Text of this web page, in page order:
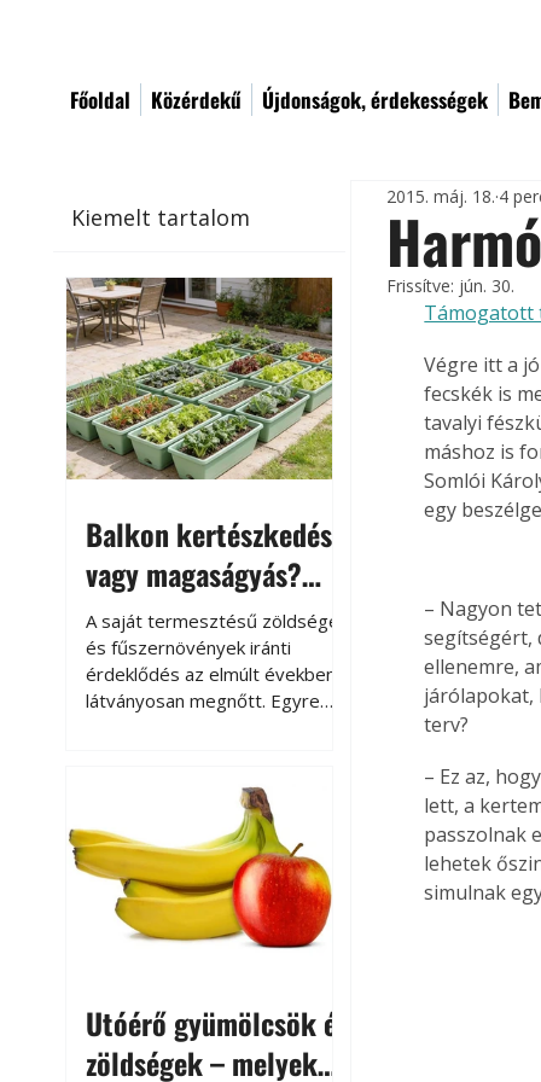
Főoldal Közérdekű Újdonságok, érdekességek
Kiemelt tartalom
Balkon kertészkedés
vagy magaságyás?
Helytakarékos
kertészkedés
A saját termesztésű zöldségek
és fűszernövények iránti
érdeklődés az elmúlt években
látványosan megnőtt. Egyre
kertészkedés sokak számára
kikapcsolódást és feltöltődést
is jelent.
Utóérő gyümölcsök és
zöldségek – melyek
2015. máj. 18. 4
Frissítve: jún. 30.
Támogatott
Végre itt a
fecskék is
tavalyi
máshoz is
Somlói
egy
– Nagyon
segítségért,
ellenemre,
járólapokat,
terv?
– Ez az,
lett, a
passzolnak
lehetek
simulnak